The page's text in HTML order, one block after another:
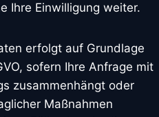
Ihre Einwilligung weiter.
erfolgt auf Grundlage
sofern Ihre Anfrage mit
zusammenhängt oder
Maßnahmen